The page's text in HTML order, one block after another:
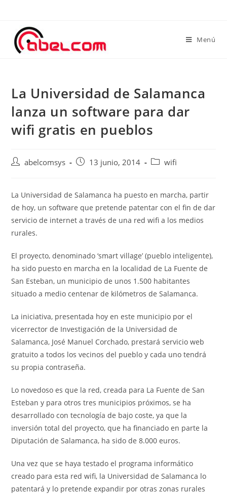
Menú
La Universidad de Salamanca
lanza un software para dar
wifi gratis en pueblos
abelcomsys 13 junio, 2014 wifi
La Universidad de Salamanca ha puesto en marcha, partir
de hoy, un software que pretende patentar con el fin de dar
servicio de internet a través de una red wifi a los medios
rurales.
El proyecto, denominado ‘smart village’ (pueblo inteligente),
ha sido puesto en marcha en la localidad de La Fuente de
San Esteban, un municipio de unos 1.500 habitantes
situado a medio centenar de kilómetros de Salamanca.
La iniciativa, presentada hoy en este municipio por el
vicerrector de Investigación de la Universidad de
Salamanca, José Manuel Corchado, prestará servicio web
gratuito a todos los vecinos del pueblo y cada uno tendrá
su propia contraseña.
Lo novedoso es que la red, creada para La Fuente de San
Esteban y para otros tres municipios próximos, se ha
desarrollado con tecnología de bajo coste, ya que la
inversión total del proyecto, que ha financiado en parte la
Diputación de Salamanca, ha sido de 8.000 euros.
Una vez que se haya testado el programa informático
creado para esta red wifi, la Universidad de Salamanca lo
patentará y lo pretende expandir por otras zonas rurales